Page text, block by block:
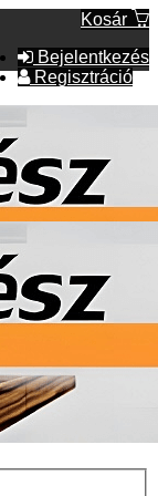
Kosár
Bejelentkezés
Regisztráció